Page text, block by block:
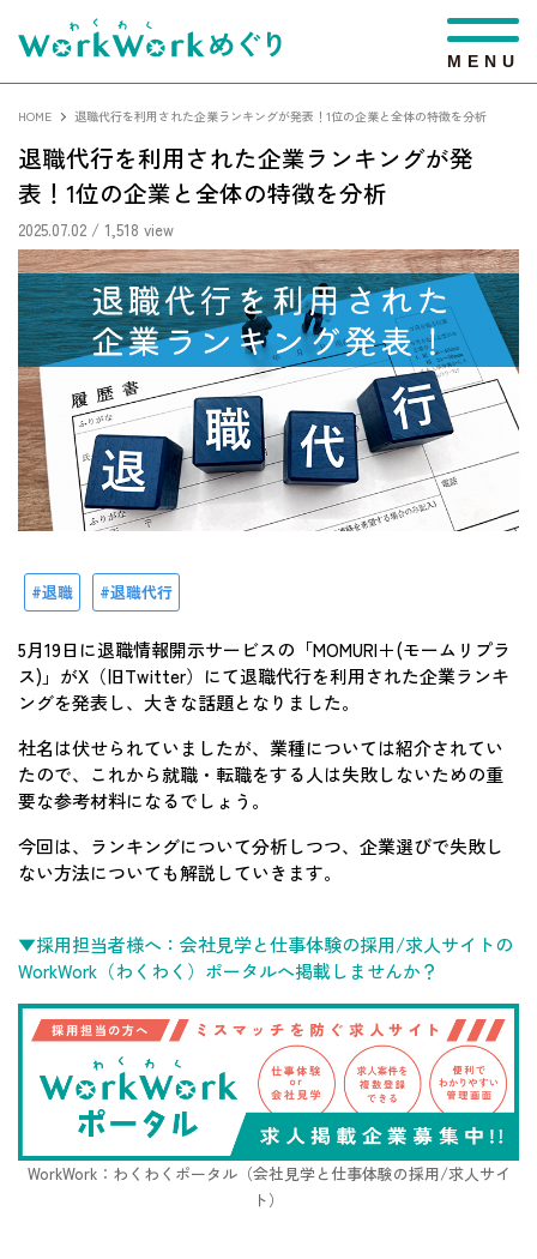
M E N U
HOME 退職代行を利用された企業ランキングが発表！1位の企業と全体の特徴を分析
退職代行を利用された企業ランキングが発
表！1位の企業と全体の特徴を分析
2025.07.02 / 1,518 view
退職 退職代行
5月19日に退職情報開示サービスの「MOMURI＋(モームリプラ
ス)」がX（旧Twitter）にて退職代行を利用された企業ランキ
ングを発表し、大きな話題となりました。
社名は伏せられていましたが、業種については紹介されてい
たので、これから就職・転職をする人は失敗しないための重
要な参考材料になるでしょう。
今回は、ランキングについて分析しつつ、企業選びで失敗し
ない方法についても解説していきます。
▼採用担当者様へ：会社見学と仕事体験の採用/求人サイトの
WorkWork（わくわく）ポータルへ掲載しませんか？
WorkWork：わくわくポータル（会社見学と仕事体験の採用/求人サイ
ト）